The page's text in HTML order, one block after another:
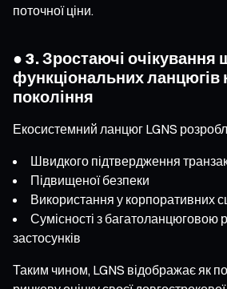
поточної ціни.
● 3. Зростаючі очікування
функціональних ланцюгів
покоління
Екосистемний ланцюг LGNS
Швидкого підтвердження
Підвищеної безпеки
Використання у корпоративних
Сумісності з багатоланцюговою
застосунків
Таким чином, LGNS відображає як